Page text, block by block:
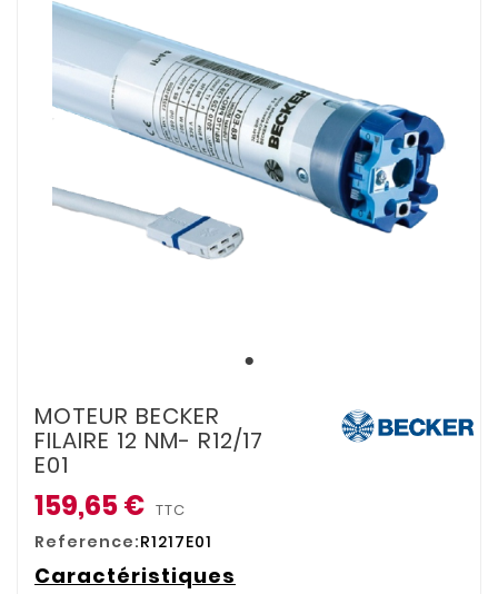
MOTEUR BECKER
FILAIRE 12 NM- R12/17
E01
159,65 € TTC
Reference:R1217E01
Caractéristiques